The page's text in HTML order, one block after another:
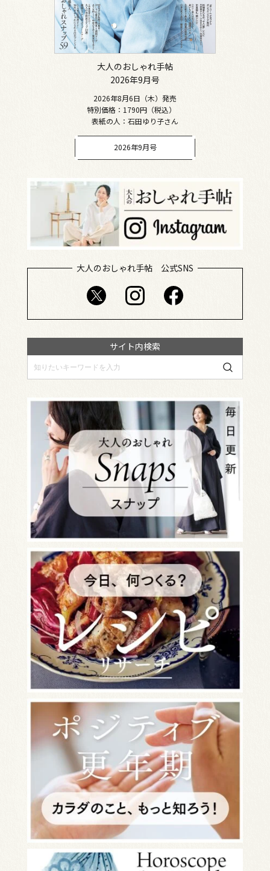
大人のおしゃれ手帖
2026年9月号
2026年8月6日（木）発売
特別価格：1790円（税込）
表紙の人：石田ゆり子さん
2026年9月号
大人のおしゃれ手帖 公式SNS
サイト内検索